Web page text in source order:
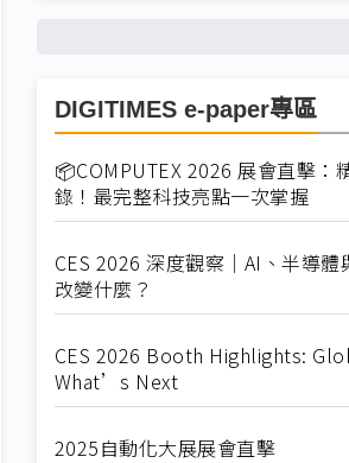
DIGITIMES e-paper專區
📦COMPUTEX 2026 展會直擊：
錄！最完整科技亮點一次掌握
CES 2026 深度觀察｜AI、半導體
改變什麼？
CES 2026 Booth Highlights:
What’s Next
2025自動化大展展會直擊